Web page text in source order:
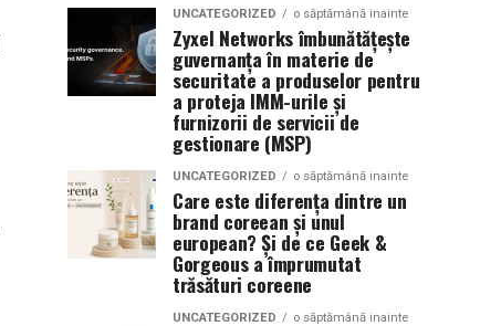
UNCATEGORIZED o săptămână inainte
Zyxel Networks îmbunătățește
guvernanța în materie de
securitate a produselor pentru
a proteja IMM-urile și
furnizorii de servicii de
gestionare (MSP)
UNCATEGORIZED o săptămână inainte
Care este diferența dintre un
brand coreean și unul
european? Și de ce Geek &
Gorgeous a împrumutat
trăsături coreene
UNCATEGORIZED o săptămână inainte